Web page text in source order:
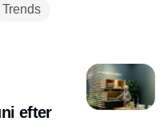
Trends
efter